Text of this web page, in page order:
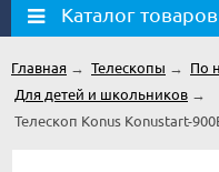
Каталог товаров
Главная → Телескопы → По
Для детей и школьников →
Телескоп Konus Konustart-